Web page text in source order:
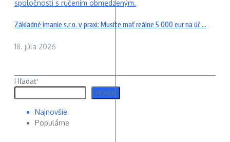
Základné imanie s.r.o. v praxi: Musíte mať reálne 5 000 eur na úč ...
18. júla 2026
Hľadať
Hľadať
Najnovšie
Populárne